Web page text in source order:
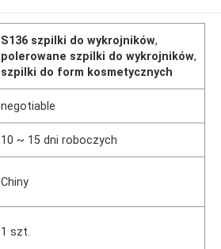
S136 szpilki do wykrojników,
polerowane szpilki do wykrojników,
szpilki do form kosmetycznych
negotiable
10 ~ 15 dni roboczych
Chiny
1 szt.